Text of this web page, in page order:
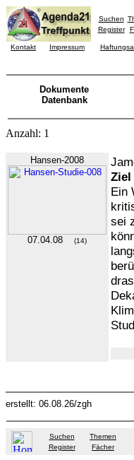
Suchen
Register
Kontakt Impressum
Dokumente
Datenbank
Anzahl: 1
Hansen-2008
07.04.08 (14)
Ziel
Ein
sei
erstellt: 06.08.26/zgh
Suchen Themen
Register
Fächer